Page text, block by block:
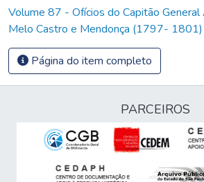
Volume 87 - Ofícios do Capitão
Melo Castro e Mendonça (1797- 1801)
Página do item completo
PARCEIROS